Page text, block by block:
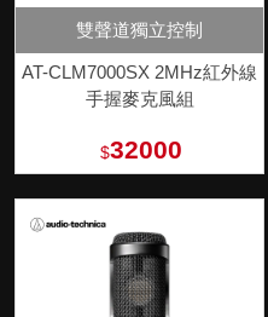
雙聲道獨立控制
AT-CLM7000SX 2MHz紅外線
手握麥克風組
$32000